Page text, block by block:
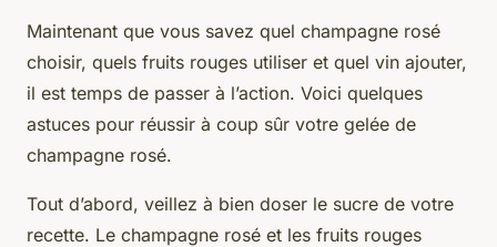
Maintenant que vous savez quel champagne rosé
choisir, quels fruits rouges utiliser et quel vin ajouter,
il est temps de passer à l’action. Voici quelques
astuces pour réussir à coup sûr votre gelée de
champagne rosé.
Tout d’abord, veillez à bien doser le sucre de votre
recette. Le champagne rosé et les fruits rouges